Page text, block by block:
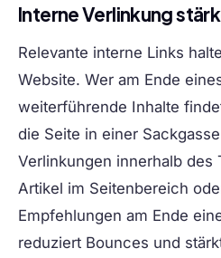
Interne Verlinkung
Relevante interne Links
Website. Wer am Ende
weiterführende Inhalte
die Seite in einer
Verlinkungen innerhalb des
Artikel im Seitenbereich
Empfehlungen am Ende
reduziert Bounces und